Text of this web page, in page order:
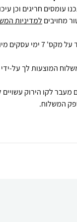
עומסים חריגים וכן
מחויבים למדיניות
מיום הזמנה,
המוצעות לך על-
מעבר לקו הירוק
המשלוח.